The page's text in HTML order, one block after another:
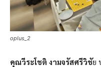
oplus_2
คุณวีระโชติ งามจรัสศรีวิชัย